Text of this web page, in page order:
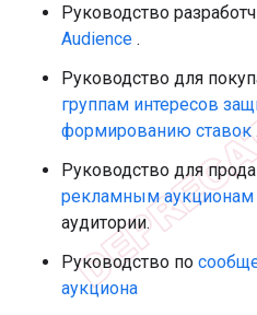
Руководство
Audience .
Руководство для
группам интересов
формированию ставок
Руководство для
рекламным аукционам
аудитории.
Руководство по
аукциона